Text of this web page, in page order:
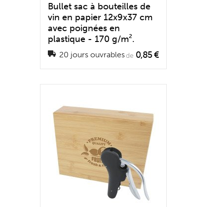
Bullet sac à bouteilles de
vin en papier 12x9x37 cm
avec poignées en
plastique - 170 g/m².
20 jours ouvrablesde 0,85 €